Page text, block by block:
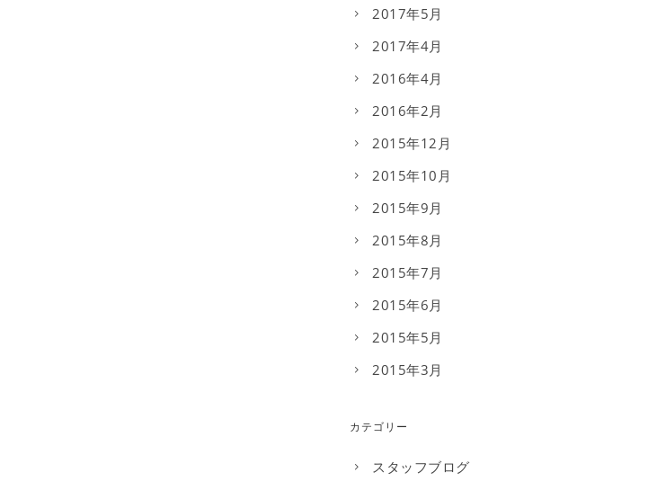
2017年5月
2017年4月
2016年4月
2016年2月
2015年12月
2015年10月
2015年9月
2015年8月
2015年7月
2015年6月
2015年5月
2015年3月
カテゴリー
スタッフブログ